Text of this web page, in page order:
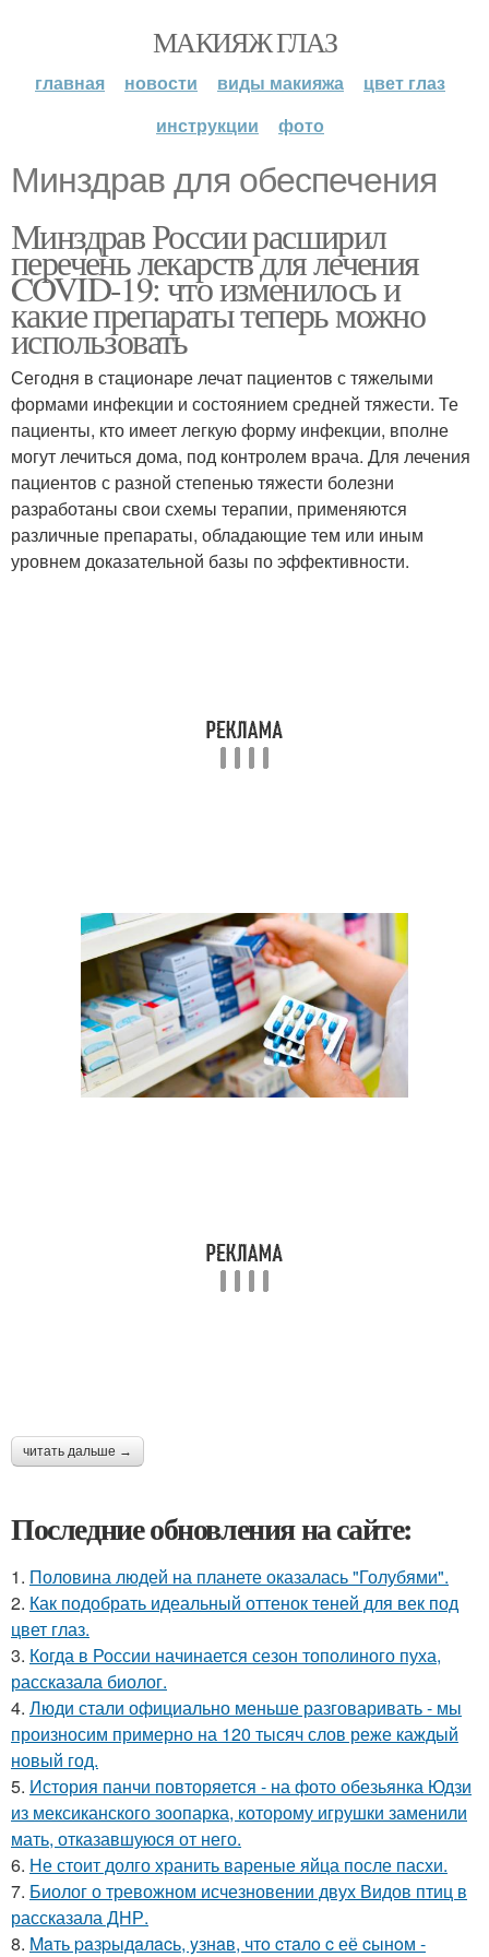
МАКИЯЖ ГЛАЗ
главная новости виды макияжа
цвет глаз
инструкции
фото
Минздрав для обеспечения
Минздрав России расширил
перечень лекарств для лечения
COVID-19: что изменилось и
какие препараты теперь можно
использовать
Сегодня в стационаре лечат пациентов с тяжелыми
формами инфекции и состоянием средней тяжести. Те
пациенты, кто имеет легкую форму инфекции, вполне
могут лечиться дома, под контролем врача. Для лечения
пациентов с разной степенью тяжести болезни
разработаны свои схемы терапии, применяются
различные препараты, обладающие тем или иным
уровнем доказательной базы по эффективности.
читать дальше →
Последние обновления на сайте:
1. Половина людей на планете оказалась "Голубями".
2. Как подобрать идеальный оттенок теней для век под
цвет глаз.
3. Когда в России начинается сезон тополиного пуха,
рассказала биолог.
4. Люди стали официально меньше разговаривать - мы
произносим примерно на 120 тысяч слов реже каждый
новый год.
5. История панчи повторяется - на фото обезьянка Юдзи
из мексиканского зоопарка, которому игрушки заменили
мать, отказавшуюся от него.
6. Не стоит долго хранить вареные яйца после пасхи.
7. Биолог о тревожном исчезновении двух Видов птиц в
рассказала ДНР.
8. Maть paзpыдaлacь, yзнaв, чтo cтaлo c её cынoм -